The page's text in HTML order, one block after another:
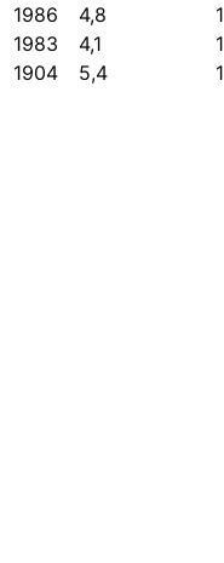
1986
4,8
1
1983
4,1
1
1904
5,4 1